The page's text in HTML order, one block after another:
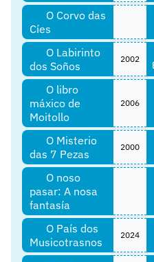
O Corvo das
Cíes
O Labirinto
dos Soños
2002
O libro
máxico de
Moitollo
2006
O Misterio
das 7 Pezas
2000
O noso
pasar: A nosa
fantasía
O País dos
Musicotrasnos
2024